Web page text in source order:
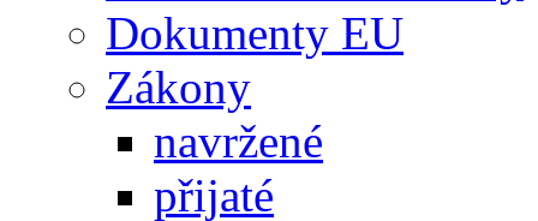
Dokumenty EU
Zákony
navržené
přijaté